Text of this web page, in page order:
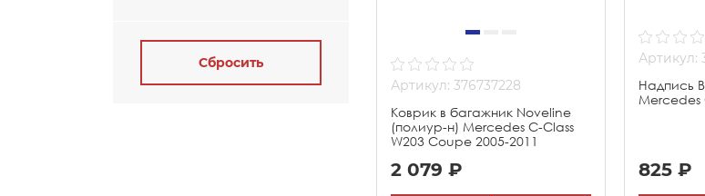
Сбросить
Артикул: 376737228
Коврик в багажник Noveline
(полиур-н) Mercedes C-Class
W203 Coupe 2005-2011
2 079 ₽
Артикул:
Надпись
Mercedes
825 ₽